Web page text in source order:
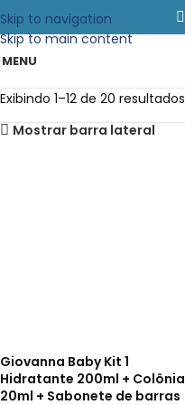
Skip to navigation
Skip to main content
MENU
Exibindo 1–12 de 20 resultados
Mostrar barra lateral
Giovanna Baby Kit 1
Hidratante 200ml + Colônia
20ml + Sabonete de barras